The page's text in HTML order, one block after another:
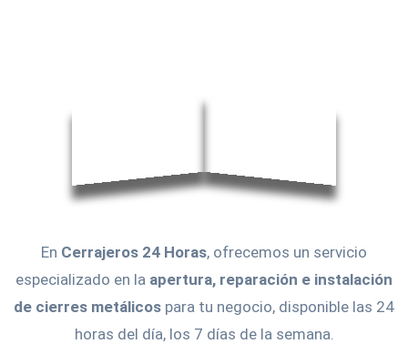
En Cerrajeros 24 Horas, ofrecemos un servicio
especializado en la apertura, reparación e instalación
de cierres metálicos para tu negocio, disponible las 24
horas del día, los 7 días de la semana.